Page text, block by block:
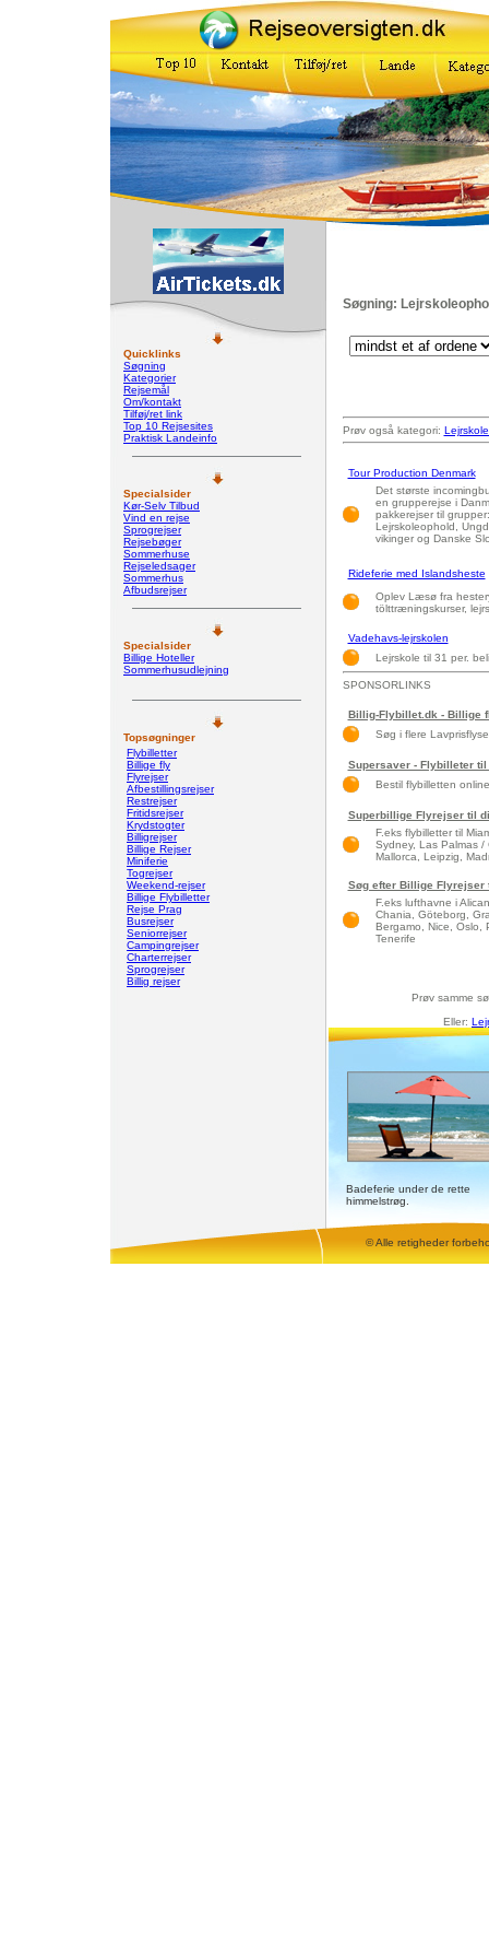
Quicklinks
Søgning
Kategorier
Rejsemål
Om/kontakt
Tilføj/ret link
Top 10 Rejsesites
Praktisk Landeinfo
Specialsider
Kør-Selv Tilbud
Vind en rejse
Sprogrejser
Rejsebøger
Sommerhuse
Rejseledsager
Sommerhus
Afbudsrejser
Specialsider
Billige Hoteller
Sommerhusudlejning
Topsøgninger
Flybilletter
Billige fly
Flyrejser
Afbestillingsrejser
Restrejser
Fritidsrejser
Krydstogter
Billigrejser
Billige Rejser
Miniferie
Togrejser
Weekend-rejser
Billige Flybilletter
Rejse Prag
Busrejser
Seniorrejser
Campingrejser
Charterrejser
Sprogrejser
Billig rejser
Søgning:
Prøv også kategori:
Tour Production Denmark
Det største
en grupperejse i
pakkerejser til
Lejrskoleophold,
vikinger og Danske
Rideferie med Islandsheste
Oplev Læsø fra
tölttræningskurser,
Vadehavs-lejrskolen
Lejrskole til 31 per.
SPONSORLINKS
Billig-Flybillet.dk - Billige
Søg i flere
Supersaver - Flybilleter
Bestil flybilletten
Superbillige Flyrejser til
F.eks flybilletter til
Sydney, Las Palmas /
Mallorca, Leipzig,
Søg efter Billige Flyrejser
F.eks lufthavne i
Chania, Göteborg,
Bergamo, Nice, Oslo,
Tenerife
Prøv samme
Eller:
Badeferie under de rette
himmelstrøg.
© Alle retigheder